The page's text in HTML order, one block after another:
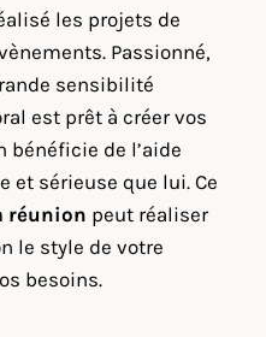
les projets de
Passionné,
sensibilité
est prêt à créer vos
bénéficie de l’aide
et sérieuse que lui. Ce
réunion peut réaliser
le style de votre
besoins.